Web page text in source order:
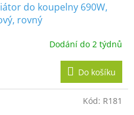
do koupelny 690W,
rovný
Dodání do 2 týdnů
Do košíku
Kód: R181